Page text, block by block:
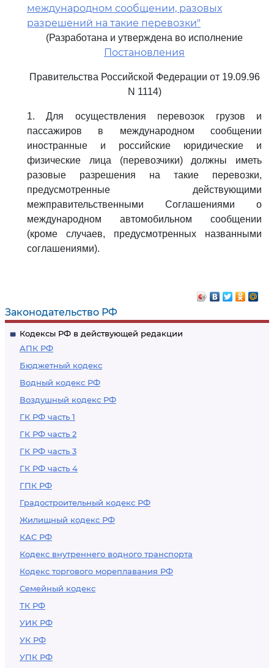
Законодательство РФ
Кодексы РФ в действующей редакции
АПК РФ
Бюджетный кодекс
Водный кодекс РФ
Воздушный кодекс РФ
ГК РФ часть 1
ГК РФ часть 2
ГК РФ часть 3
ГК РФ часть 4
ГПК РФ
Градостроительный кодекс РФ
Жилищный кодекс РФ
КАС РФ
Кодекс внутреннего водного транспорта
Кодекс торгового мореплавания РФ
Семейный кодекс
ТК РФ
УИК РФ
УК РФ
УПК РФ
международном сообщении, разовых
разрешений на такие перевозки"
(Разработана и утверждена во исполнение
Постановления
Правительства Российской Федерации от 19.09.96
N 1114)
1. Для осуществления перевозок грузов и
пассажиров в международном сообщении
иностранные и российские юридические и
физические лица (перевозчики) должны иметь
разовые разрешения на такие перевозки,
предусмотренные действующими
межправительственными Соглашениями о
международном автомобильном сообщении
(кроме случаев, предусмотренных названными
соглашениями).